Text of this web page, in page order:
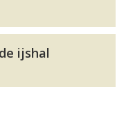
ijshal